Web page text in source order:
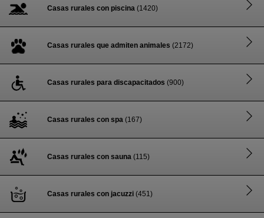
Casas rurales con piscina (1420)
Casas rurales que admiten animales (2172)
Casas rurales para discapacitados (900)
Casas rurales con spa (167)
Casas rurales con sauna (115)
Casas rurales con jacuzzi (451)